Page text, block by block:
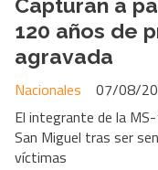
120 años de
agravada
Nacionales
07/08/
El integrante de la
San Miguel tras ser
víctimas